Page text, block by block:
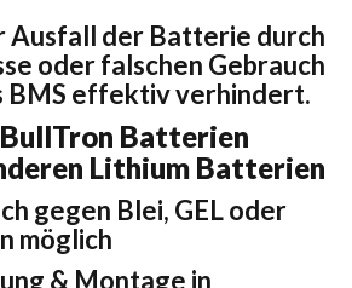
Ausfall der Batterie durch
oder falschen Gebrauch
BMS effektiv verhindert.
Batterien
Lithium Batterien
gegen Blei, GEL oder
möglich
& Montage in